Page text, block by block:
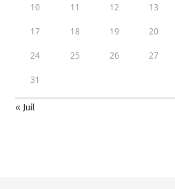
10 11 12 13
17 18 19 20
24 25 26 27
31
« Juil